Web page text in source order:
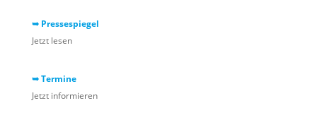
➥ Pressespiegel
Jetzt lesen
➥ Termine
Jetzt informieren